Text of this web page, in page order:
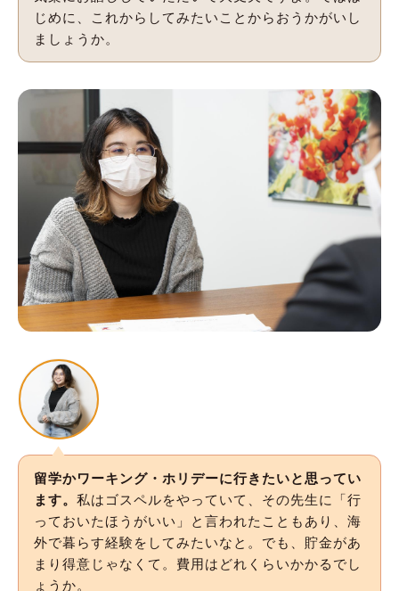
じめに、これからしてみたいことからおうかがいし
ましょうか。
留学かワーキング・ホリデーに行きたいと思ってい
ます。 私はゴスペルをやっていて、その先生に「行
っておいたほうがいい」と言われたこともあり、海
外で暮らす経験をしてみたいなと。でも、貯金があ
まり得意じゃなくて。費用はどれくらいかかるでし
ょうか。